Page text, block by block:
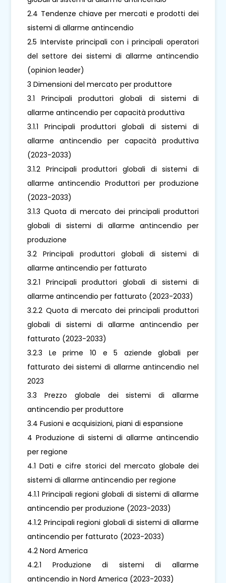
2.4 Tendenze chiave per mercati e prodotti dei
sistemi di allarme antincendio
2.5 Interviste principali con i principali operatori
del settore dei sistemi di allarme antincendio
(opinion leader)
3 Dimensioni del mercato per produttore
3.1 Principali produttori globali di sistemi di
allarme antincendio per capacità produttiva
3.1.1 Principali produttori globali di sistemi di
allarme antincendio per capacità produttiva
(2023-2033)
3.1.2 Principali produttori globali di sistemi di
allarme antincendio Produttori per produzione
(2023-2033)
3.1.3 Quota di mercato dei principali produttori
globali di sistemi di allarme antincendio per
produzione
3.2 Principali produttori globali di sistemi di
allarme antincendio per fatturato
3.2.1 Principali produttori globali di sistemi di
allarme antincendio per fatturato (2023-2033)
3.2.2 Quota di mercato dei principali produttori
globali di sistemi di allarme antincendio per
fatturato (2023-2033)
3.2.3 Le prime 10 e 5 aziende globali per
fatturato dei sistemi di allarme antincendio nel
2023
3.3 Prezzo globale dei sistemi di allarme
antincendio per produttore
3.4 Fusioni e acquisizioni, piani di espansione
4 Produzione di sistemi di allarme antincendio
per regione
4.1 Dati e cifre storici del mercato globale dei
sistemi di allarme antincendio per regione
4.1.1 Principali regioni globali di sistemi di allarme
antincendio per produzione (2023-2033)
4.1.2 Principali regioni globali di sistemi di allarme
antincendio per fatturato (2023-2033)
4.2 Nord America
4.2.1 Produzione di sistemi di allarme
antincendio in Nord America (2023-2033)